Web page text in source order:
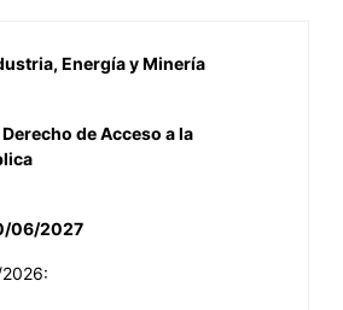
Energía y Minería
de Acceso a la
06/2027